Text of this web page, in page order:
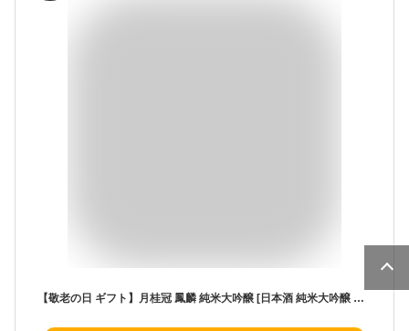
【敬老の日 ギフト】月桂冠 鳳麟 純米大吟醸 [日本酒 純米大吟醸 やや辛口 京都府 1800ml 瓶 ギフトBox入り ]